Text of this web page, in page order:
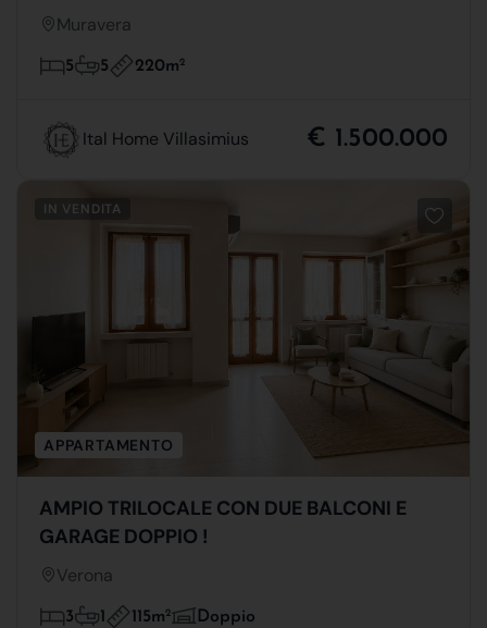
Muravera
5 5 220m2
Ital Home Villasimius € 1.500.000
IN VENDITA
APPARTAMENTO
AMPIO TRILOCALE CON DUE BALCONI E
GARAGE DOPPIO !
Verona
3 1 115m2 Doppio